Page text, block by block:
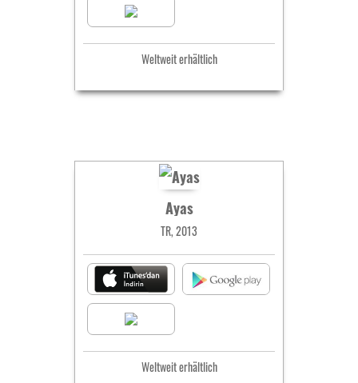
Weltweit erhältlich
Ayas
TR, 2013
Weltweit erhältlich